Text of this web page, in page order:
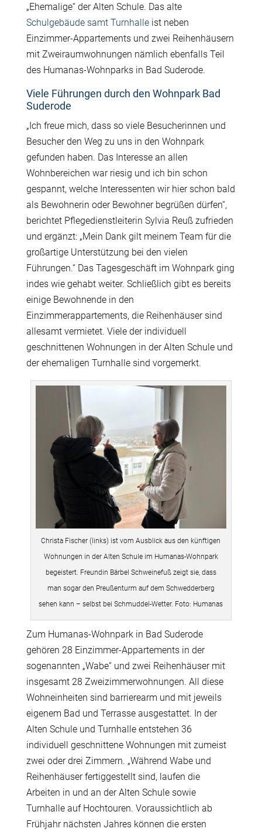
„Ehemalige“ der Alten Schule. Das alte
Schulgebäude samt Turnhalleist neben
Einzimmer-Appartements und zwei Reihenhäusern
mit Zweiraumwohnungen nämlich ebenfalls Teil
des Humanas-Wohnparks in Bad Suderode.
Viele Führungen durch den Wohnpark Bad
Suderode
„Ich freue mich, dass so viele Besucherinnen und
Besucher den Weg zu uns in den Wohnpark
gefunden haben. Das Interesse an allen
Wohnbereichen war riesig und ich bin schon
gespannt, welche Interessenten wir hier schon bald
als Bewohnerin oder Bewohner begrüßen dürfen“,
berichtet Pflegedienstleiterin Sylvia Reuß zufrieden
und ergänzt: „Mein Dank gilt meinem Team für die
großartige Unterstützung bei den vielen
Führungen.“ Das Tagesgeschäft im Wohnpark ging
indes wie gehabt weiter. Schließlich gibt es bereits
einige Bewohnende in den
Einzimmerappartements, die Reihenhäuser sind
allesamt vermietet. Viele der individuell
geschnittenen Wohnungen in der Alten Schule und
der ehemaligen Turnhalle sind vorgemerkt.
Christa Fischer (links) ist vom Ausblick aus den künftigen
Wohnungen in der Alten Schule im Humanas-Wohnpark
begeistert. Freundin Bärbel Schweinefuß zeigt sie, dass
man sogar den Preußenturm auf dem Schwedderberg
sehen kann – selbst bei Schmuddel-Wetter. Foto: Humanas
Zum Humanas-Wohnpark in Bad Suderode
gehören 28 Einzimmer-Appartements in der
sogenannten „Wabe“ und zwei Reihenhäuser mit
insgesamt 28 Zweizimmerwohnungen. All diese
Wohneinheiten sind barrierearm und mit jeweils
eigenem Bad und Terrasse ausgestattet. In der
Alten Schule und Turnhalle entstehen 36
individuell geschnittene Wohnungen mit zumeist
zwei oder drei Zimmern. „Während Wabe und
Reihenhäuser fertiggestellt sind, laufen die
Arbeiten in und an der Alten Schule sowie
Turnhalle auf Hochtouren. Voraussichtlich ab
Frühjahr nächsten Jahres können die ersten